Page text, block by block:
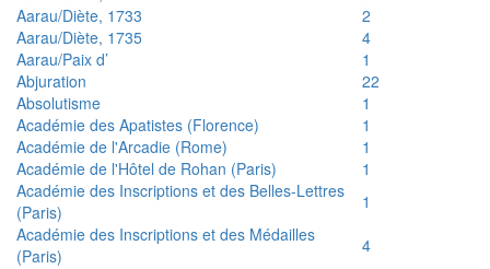
Aarau/Diète, 1733
2
Aarau/Diète, 1735
4
Aarau/Paix d’
1
Abjuration
22
Absolutisme
1
Académie des Apatistes (Florence)
1
Académie de l'Arcadie (Rome)
1
Académie de l'Hôtel de Rohan (Paris)
1
Académie des Inscriptions et des Belles-Lettres
(Paris)
1
Académie des Inscriptions et des Médailles
(Paris)
4